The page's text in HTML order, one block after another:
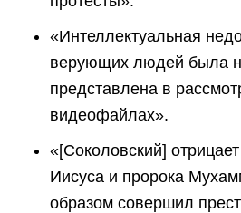
«Интеллектуальная
верующих людей была
представлена в
видеофайлах».
«[Соколовский]
Иисуса и пророка
образом совершил